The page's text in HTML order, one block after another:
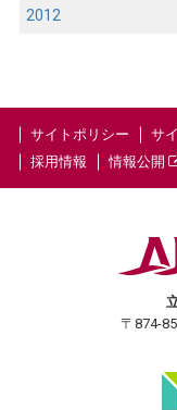
2012
サイトポリシー サ
採用情報
情報公開
〒874-